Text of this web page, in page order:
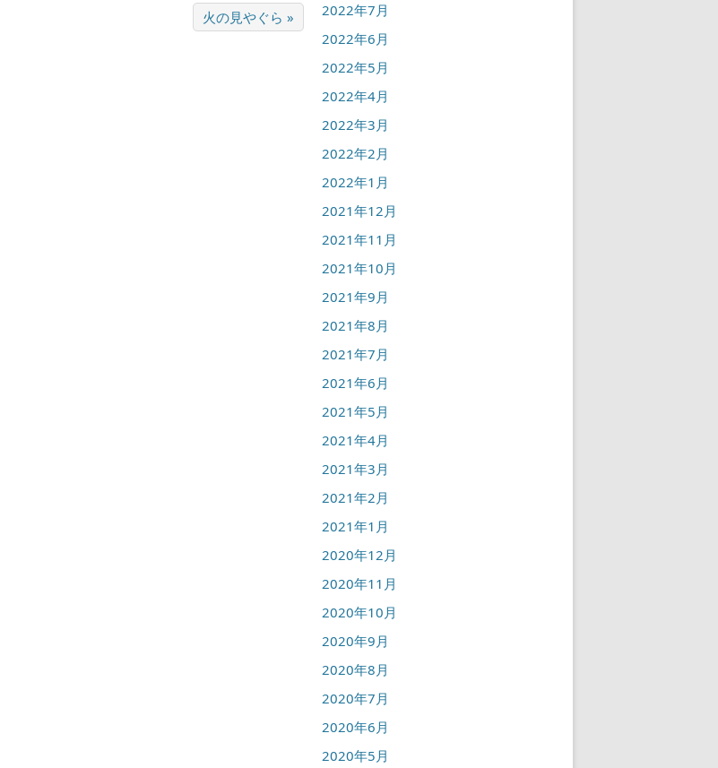
火の見やぐら »
2022年7月
2022年6月
2022年5月
2022年4月
2022年3月
2022年2月
2022年1月
2021年12月
2021年11月
2021年10月
2021年9月
2021年8月
2021年7月
2021年6月
2021年5月
2021年4月
2021年3月
2021年2月
2021年1月
2020年12月
2020年11月
2020年10月
2020年9月
2020年8月
2020年7月
2020年6月
2020年5月